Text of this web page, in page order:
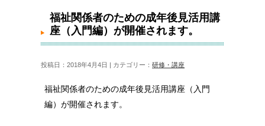
開催されます。
福祉関係者のための成年後見活用講
座（入門編）が開催されます。
投稿日：2018年4月4日 | カテゴリー： 研修・講座
福祉関係者のための成年後見活用講座（入門
編）が開催されます。